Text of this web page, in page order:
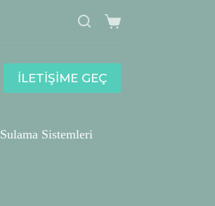
Shopping
İLETİŞİME GEÇ
Sulama Sistemleri